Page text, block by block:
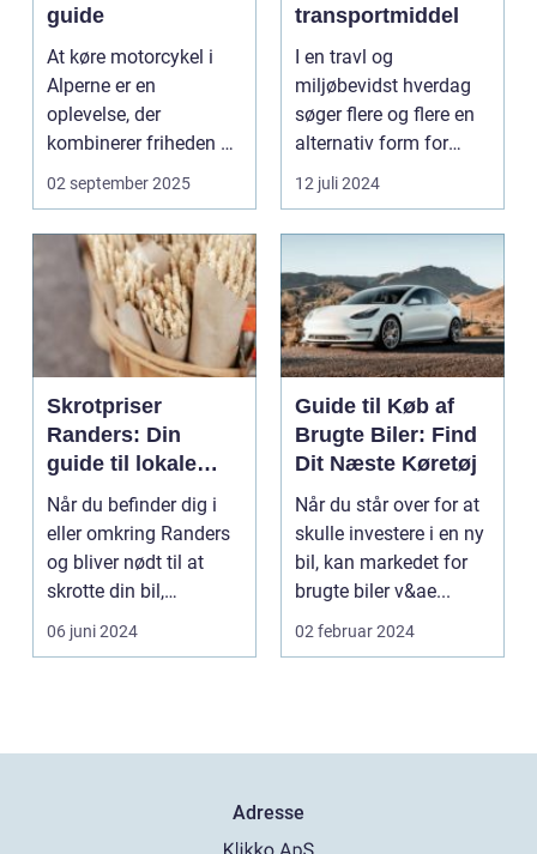
guide
At køre motorcykel i
Alperne er en
oplevelse, der
kombinerer friheden på
to hjul med no...
02 september 2025
transportmiddel
I en travl og
miljøbevidst hverdag
søger flere og flere en
alternativ form for
transport. El scooter...
12 juli 2024
Skrotpriser
Randers: Din
guide til lokale
muligheder
Når du befinder dig i
eller omkring Randers
og bliver nødt til at
skrotte din bil,
gammelt jern elle...
06 juni 2024
Guide til Køb af
Brugte Biler: Find
Dit Næste Køretøj
Når du står over for at
skulle investere i en ny
bil, kan markedet for
brugte biler v&ae...
02 februar 2024
Adresse